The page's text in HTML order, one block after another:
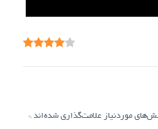
موردنیاز علامت‌گذاری شده‌اند *